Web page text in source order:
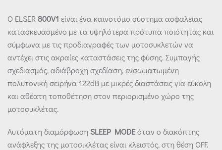
Ο ELSER 800V1 είναι ένα καινοτόμο σύστημα ασφαλείας
κατασκευασμένο με τα υψηλότερα πρότυπα ποιότητας και
σύμφωνα με τις προδιαγραφές των μοτοσυκλετών να
αντέχει στις ακραίες καταστάσεις της φύσης. Συμπαγής
σχεδιασμός, αδιάβροχη σχεδίαση, ενσωματωμένη
πολυτονική σειρήνα 122dB µε μικρές διαστάσεις για εύκολη
και αθέατη τοποθέτηση στον περιορισμένο χώρο της
μοτοσυκλέτας.
Αυτόματη διαμόρφωσηSLEEP MODEόταν ο διακόπτης
ανάφλεξης της μοτοσικλέτας είναι κλειστός, στη θέση OFF.